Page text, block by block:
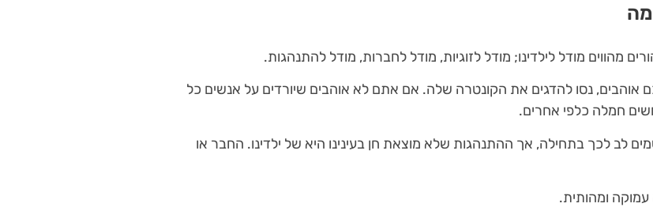
מהווים מודל לילדינו; מודל לזוגיות, מודל לחברות, מודל להתנהגות.
אוהבים, נסו להדגים את הקונטרה שלה. אם אתם לא אוהבים שיורדים על אנשים כל
חמלה כלפי אחרים.
לב לכך בתחילה, אך ההתנהגות שלא מוצאת חן בעינינו היא של ילדינו. החבר או
ומהותית.